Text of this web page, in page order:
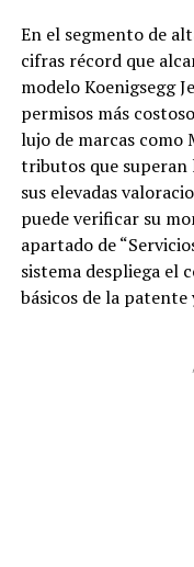
En el segmento de
cifras récord que
modelo Koenigsegg
permisos más
lujo de marcas como
tributos que superan
sus elevadas
puede verificar su
apartado de
sistema despliega
básicos de la